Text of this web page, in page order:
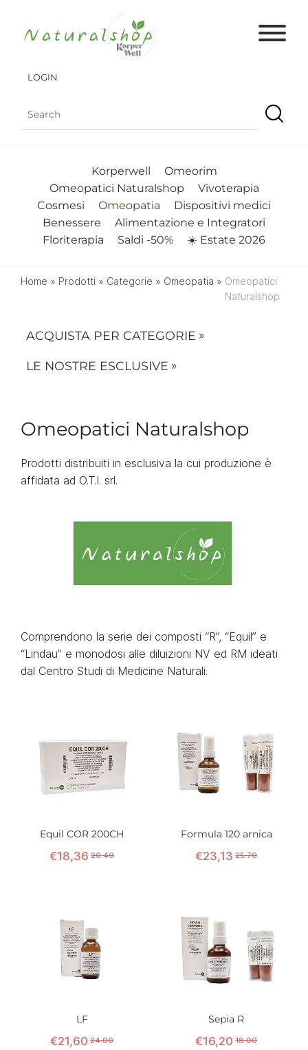
LOGIN
Korperwell
Omeorim
Omeopatici Naturalshop
Vivoterapia
Cosmesi
Omeopatia
Dispositivi medici
Benessere
Alimentazione e Integratori
Floriterapia
Saldi -50% ☀️ Estate 2026
Home » Prodotti » Categorie » Omeopatia » Omeopatici
Naturalshop
ACQUISTA PER CATEGORIE
LE NOSTRE ESCLUSIVE
Omeopatici Naturalshop
Prodotti distribuiti in esclusiva la cui produzione è
affidata ad O.T.I. srl.
Comprendono la serie dei composti “R”, “Equil” e
“Lindau” e monodosi alle diluizioni NV ed RM ideati
dal Centro Studi di Medicine Naturali.
Equil COR 200CH
€18,36 20.40
Formula 120 arnica
€23,13 25.70
LF
€21,60 24.00
Sepia R
€16,20 18.00